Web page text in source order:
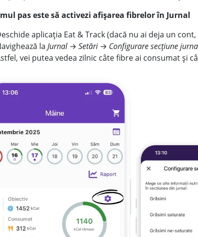
pas este să activezi afișarea fibrelor în Jurnal
aplicația Eat & Track (dacă nu ai deja un
la Jurnal→ Setări→ Configurare secțiune
vei putea vedea zilnic câte fibre ai consumat și